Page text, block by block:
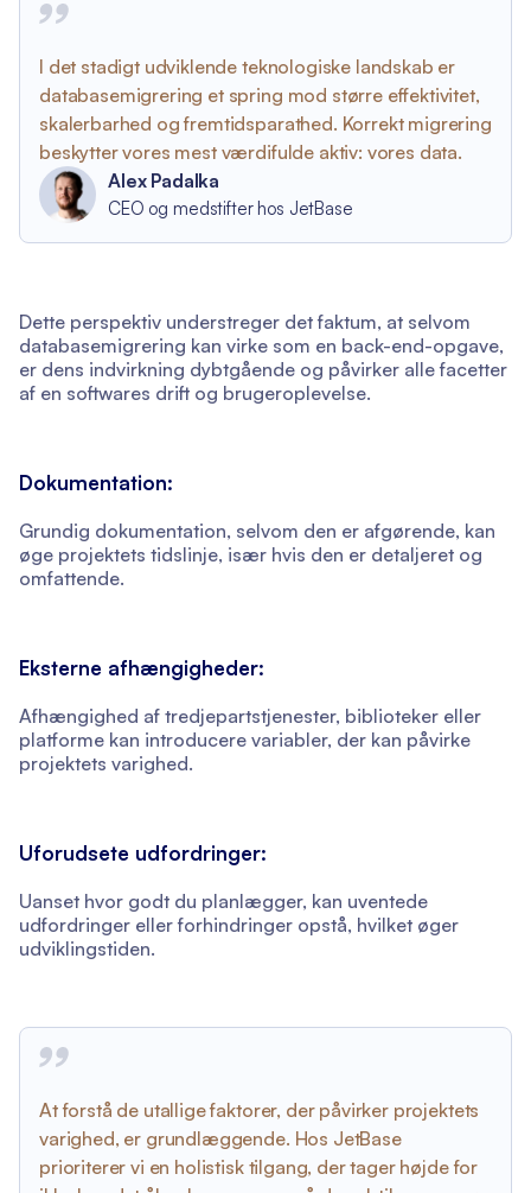
I det stadigt udviklende teknologiske landskab er
databasemigrering et spring mod større effektivitet,
skalerbarhed og fremtidsparathed. Korrekt migrering
beskytter vores mest værdifulde aktiv: vores data.
Alex Padalka
CEO og medstifter hos JetBase
Dette perspektiv understreger det faktum, at selvom
databasemigrering kan virke som en back-end-opgave,
er dens indvirkning dybtgående og påvirker alle facetter
af en softwares drift og brugeroplevelse.
Dokumentation:
Grundig dokumentation, selvom den er afgørende, kan
øge projektets tidslinje, især hvis den er detaljeret og
omfattende.
Eksterne afhængigheder:
Afhængighed af tredjepartstjenester, biblioteker eller
platforme kan introducere variabler, der kan påvirke
projektets varighed.
Uforudsete udfordringer:
Uanset hvor godt du planlægger, kan uventede
udfordringer eller forhindringer opstå, hvilket øger
udviklingstiden.
At forstå de utallige faktorer, der påvirker projektets
varighed, er grundlæggende. Hos JetBase
prioriterer vi en holistisk tilgang, der tager højde for